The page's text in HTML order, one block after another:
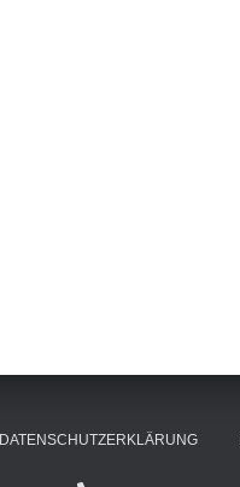
DATENSCHUTZERKLÄRUNG